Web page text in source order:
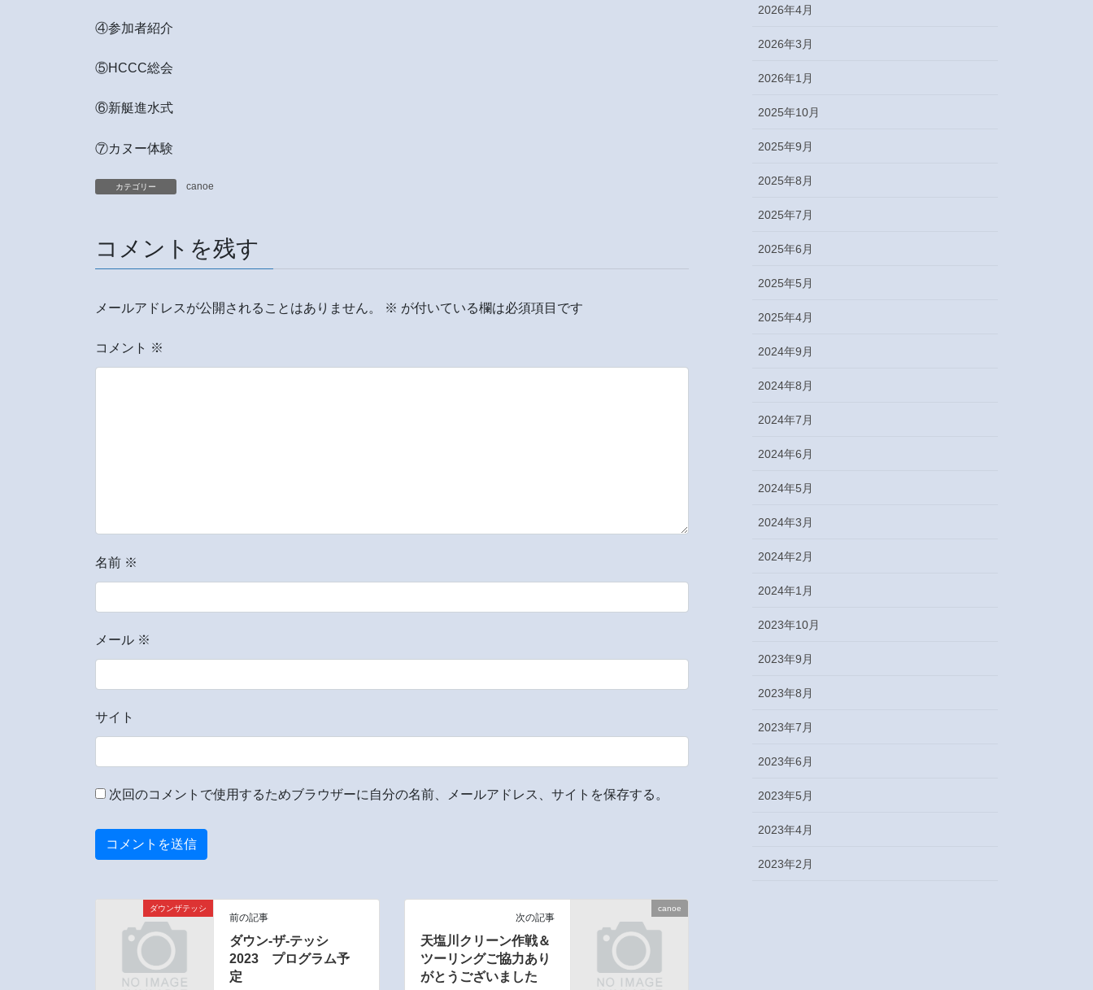
④参加者紹介
⑤HCCC総会
⑥新艇進水式
⑦カヌー体験
カテゴリー canoe
コメントを残す
メールアドレスが公開されることはありません。 ※ が付いている欄は必須項目です
コメント ※
名前 ※
メール ※
サイト
次回のコメントで使用するためブラウザーに自分の名前、メールアドレス、サイトを保存する。
ダウンザテッシ
前の記事
ダウン-ザ-テッシ
2023 プログラム予
定
canoe
次の記事
天塩川クリーン作戦＆
ツーリングご協力あり
がとうございました
2026年4月
2026年3月
2026年1月
2025年10月
2025年9月
2025年8月
2025年7月
2025年6月
2025年5月
2025年4月
2024年9月
2024年8月
2024年7月
2024年6月
2024年5月
2024年3月
2024年2月
2024年1月
2023年10月
2023年9月
2023年8月
2023年7月
2023年6月
2023年5月
2023年4月
2023年2月